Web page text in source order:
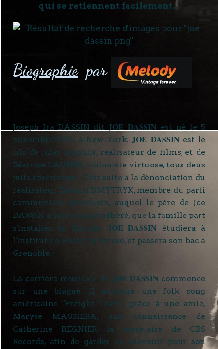
qui se retiennent facilement...
Biographiepar
Joseph Ira DASSIN ditJOE DASSIN est né le 5
novembre 1938 à New York. JOE DASSIN est le
fils de Jules DASSIN, réalisateur de films, et de
Béatrice LAUNER, violoniste virtuose, tous deux
juifs américains. C'est suite à la dénonciation du
réalisateur Edward DMYTRYK, membre du parti
communiste américain, auquel le père de Joe
DASSIN a brièvement adhéré, que la famille part
s'installer en Europe. JOE DASSIN étudiera à
l'Institut Le Rosey en Suisse, et passera son bac à
Grenoble.
La carrière musicale de JOE DASSIN commence
sur une blague. Il entonne une folk song
américaine "Freight Train", grâce à une amie,
Maryse MASSIERA, une connaissance de
Catherine RÉGNIER la secrétaire de CBS
Records, afin de garder ce souvenir pour son